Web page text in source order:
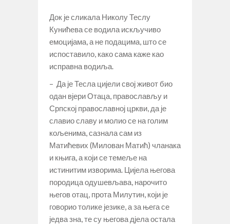
Док је сликала Николу Теслу
Кунићева се водила искључиво
емоцијама, а не подацима, што се
испоставило, како сама каже као
исправна водиља.
– Да је Тесла цијели свој живот био
одан вјери Отаца, православљу и
Српској православној цркви, да је
славио славу и молио се на голим
кољенима, сазнала сам из
Матићевих (Милован Матић) чланака
и књига, а који се темеље на
истинитим изворима. Цијела његова
породица одушевљава, нарочито
његов отац, прота Милутин, који је
говорио толике језике, а за њега се
једва зна, те су његова дјела остала